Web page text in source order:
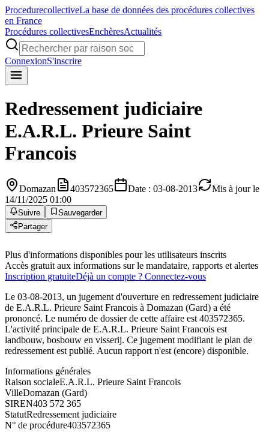
ProcedurecollectiveLa base de données des procédures collectives
en France
Procédures collectivesEnchèresActualités
ConnexionS'inscrire
Redressement judiciaire
E.A.R.L. Prieure Saint
Francois
Domazan 403572365 Date : 03-08-2013
Mis à jour le
14/11/2025 01:00
Suivre
Sauvegarder
Partager
Plus d'informations disponibles pour les utilisateurs inscrits
Accès gratuit aux informations sur le mandataire, rapports et alertes
Inscription gratuiteDéjà un compte ? Connectez-vous
Le 03-08-2013, un jugement d'ouverture en redressement judiciaire
de E.A.R.L. Prieure Saint Francois à Domazan (Gard) a été
prononcé. Le numéro de dossier de cette affaire est 403572365.
L'activité principale de E.A.R.L. Prieure Saint Francois est
landbouw, bosbouw en visserij. Ce jugement modifiant le plan de
redressement est publié. Aucun rapport n'est (encore) disponible.
Informations générales
Raison socialeE.A.R.L. Prieure Saint Francois
VilleDomazan (Gard)
SIREN403 572 365
StatutRedressement judiciaire
N° de procédure403572365